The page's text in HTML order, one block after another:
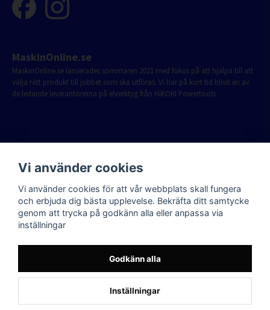
MaskinOnline.se
MaskinOnline.se lanserades sommaren 2021 med fokus på att hjälpa till att
välja rätt produkt till jobbet som ska utföras. Vi har på kort tid blivit en av
de ledande leverantörerna på elverktyg från HiKOKI Powertools.
Powered by Nyehandel AB
Vi använder cookies
Vi använder cookies för att vår webbplats skall fungera
och erbjuda dig bästa upplevelse. Bekräfta ditt samtycke
genom att trycka på godkänn alla eller anpassa via
inställningar
Godkänn alla
Inställningar